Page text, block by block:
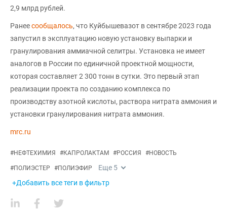
2,9 млрд рублей.
Ранеесообщалось, что Куйбышевазот в сентябре 2023 года
запустил в эксплуатацию новую установку выпарки и
гранулирования аммиачной селитры. Установка не имеет
аналогов в России по единичной проектной мощности,
которая составляет 2 300 тонн в сутки. Это первый этап
реализации проекта по созданию комплекса по
производству азотной кислоты, раствора нитрата аммония и
установки гранулирования нитрата аммония.
mrc.ru
#НЕФТЕХИМИЯ #КАПРОЛАКТАМ #РОССИЯ #НОВОСТЬ
#ПОЛИЭСТЕР #ПОЛИЭФИР Еще 5
+Добавить все теги в фильтр